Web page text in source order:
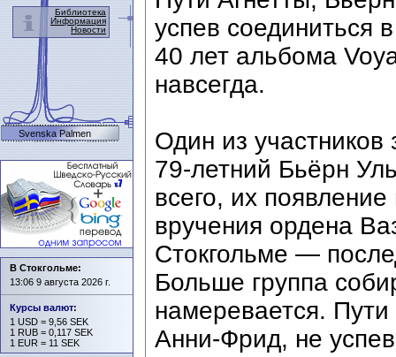
успев соединиться
40 лет альбома
навсегда.
Один из участников
79-летний Бьёрн
всего, их
вручения ордена
Стокгольме —
Больше группа
намеревается.
Анни-Фрид, не
Библиотека
Информация
Новости
Svenska Palmen
В Стокгольме:
13:06 9 августа 2026 г.
Курсы валют:
1 USD = 9,56 SEK
1 RUB = 0,117 SEK
1 EUR = 11 SEK